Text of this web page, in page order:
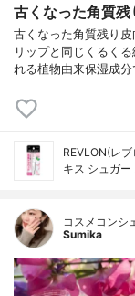
古くなった角質
古くなった角質残り
リップと同じくるく
れる植物由来保湿成
REVLON(レブ
キス シュガー
コスメコンシ
Sumika